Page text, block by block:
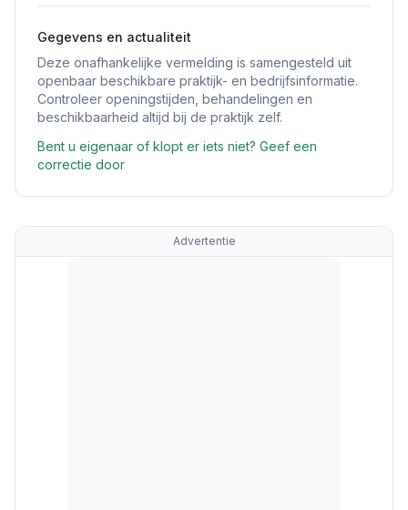
Gegevens en actualiteit
Deze onafhankelijke vermelding is samengesteld uit
openbaar beschikbare praktijk- en bedrijfsinformatie.
Controleer openingstijden, behandelingen en
beschikbaarheid altijd bij de praktijk zelf.
Bent u eigenaar of klopt er iets niet? Geef een
correctie door
Advertentie